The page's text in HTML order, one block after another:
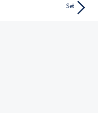
Set